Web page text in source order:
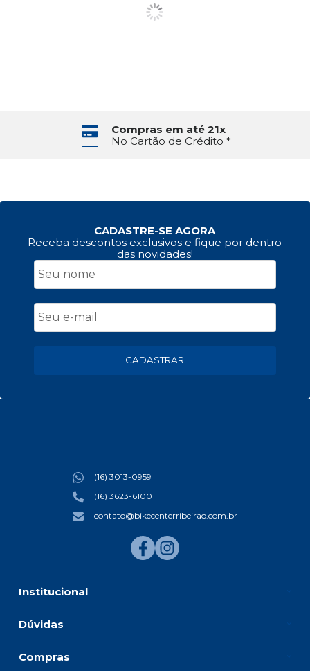
Compras em até 21x
No Cartão de Crédito *
CADASTRE-SE AGORA
Receba descontos exclusivos e fique por dentro
das novidades!
CADASTRAR
Institucional
Dúvidas
Compras
(16) 3013-0959
(16) 3623-6100
contato@bikecenterribeirao.com.br